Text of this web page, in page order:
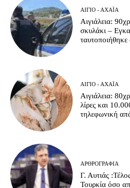
ΑΊΓΙΟ - ΑΧΑΪ́Α
Αιγιάλεια:
σκυλάκι –
ΑΊΓΙΟ - ΑΧΑΪ́Α
Αιγιάλεια:
λίρες και
τηλεφωνική
ΑΡΘΡΟΓΡΑΦΊΑ
Γ. Αυτιάς
Τουρκία όσο